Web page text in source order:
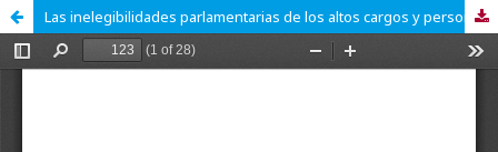
Las inelegibilidades parlamentarias de los altos cargos y personal directivo del Estado: la necesidad de una reforma